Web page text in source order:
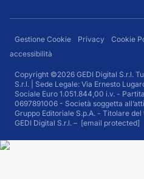
Gestione Cookie Privacy Cookie
accessibilità
Copyright ©2026 GEDI Digital S.r.l.
S.r.l. | Sede Legale: Via Ernesto
Sociale Euro 1.051.844,00 i.v. -
0697891006 - Società soggetta
Gruppo Editoriale S.p.A. - Titolare
GEDI Digital S.r.l. – [email protected]